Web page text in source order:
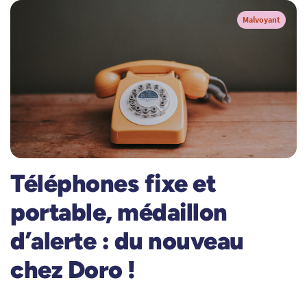
Téléphones fixe et
portable, médaillon
d’alerte : du nouveau
chez Doro !
Malvoyant